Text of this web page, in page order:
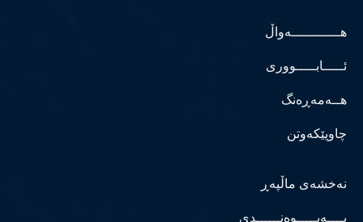
هــــــــــــەواڵ
ئـــــابـــــووری
هــەمەڕەنگ
چاوپێکەوتن
نەخشەی ماڵپەڕ
پــــەیـــــوەنــــــدی